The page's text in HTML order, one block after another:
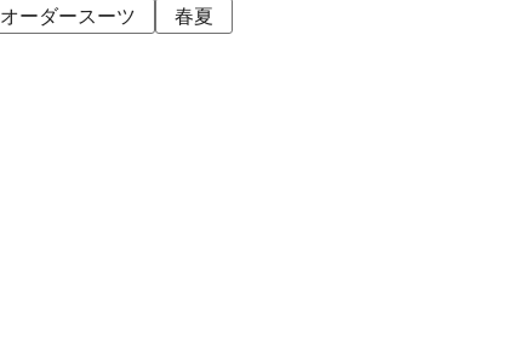
オーダースーツ
春夏